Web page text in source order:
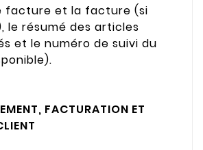
facture et la facture (si
le résumé des articles
et le numéro de suivi du
FACTURATION ET